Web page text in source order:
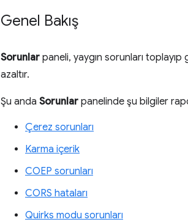
Genel Bakış
Sorunlar paneli, yaygın sorunları toplayıp
azaltır.
Şu anda Sorunlar panelinde şu bilgiler
Çerez sorunları
Karma içerik
COEP sorunları
CORS hataları
Quirks modu sorunları